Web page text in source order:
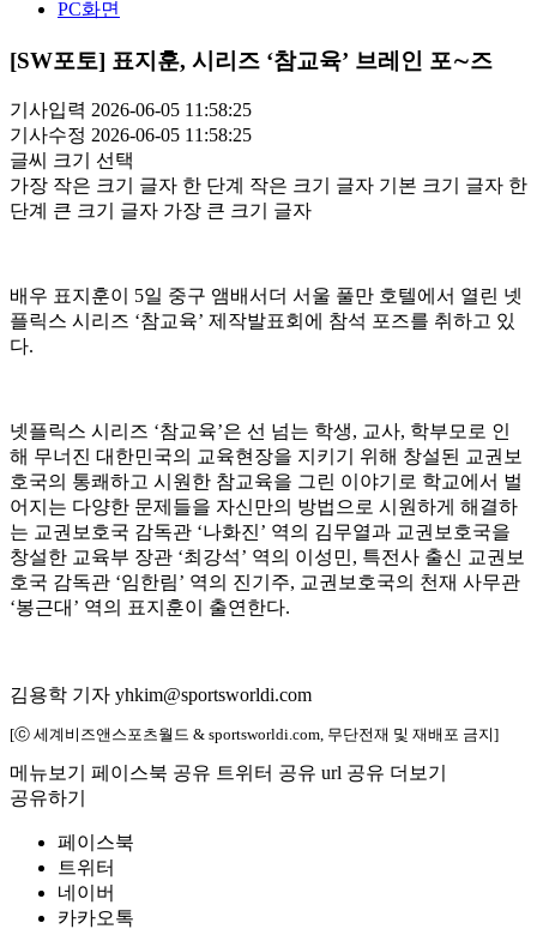
PC화면
[SW포토] 표지훈, 시리즈 ‘참교육’ 브레인 포∼즈
기사입력 2026-06-05 11:58:25
기사수정 2026-06-05 11:58:25
글씨 크기 선택
가장 작은 크기 글자 한 단계 작은 크기 글자 기본 크기 글자 한
단계 큰 크기 글자 가장 큰 크기 글자
배우 표지훈이 5일 중구 앰배서더 서울 풀만 호텔에서 열린 넷
플릭스 시리즈 ‘참교육’ 제작발표회에 참석 포즈를 취하고 있
다.
넷플릭스 시리즈 ‘참교육’은 선 넘는 학생, 교사, 학부모로 인
해 무너진 대한민국의 교육현장을 지키기 위해 창설된 교권보
호국의 통쾌하고 시원한 참교육을 그린 이야기로 학교에서 벌
어지는 다양한 문제들을 자신만의 방법으로 시원하게 해결하
는 교권보호국 감독관 ‘나화진’ 역의 김무열과 교권보호국을
창설한 교육부 장관 ‘최강석’ 역의 이성민, 특전사 출신 교권보
호국 감독관 ‘임한림’ 역의 진기주, 교권보호국의 천재 사무관
‘봉근대’ 역의 표지훈이 출연한다.
김용학 기자 yhkim@sportsworldi.com
[ⓒ 세계비즈앤스포츠월드 & sportsworldi.com, 무단전재 및 재배포 금지]
메뉴보기 페이스북 공유 트위터 공유 url 공유 더보기
공유하기
페이스북
트위터
네이버
카카오톡